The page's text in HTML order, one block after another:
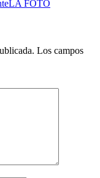
LA FOTO
Los campos